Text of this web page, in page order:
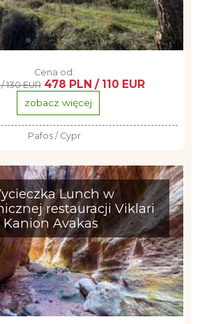
Cena od:
130 EUR 478 PLN / 110 EUR
zobacz więcej
Pafos / Cypr
Lunch w
restauracji Viklari
Kanion Avakas